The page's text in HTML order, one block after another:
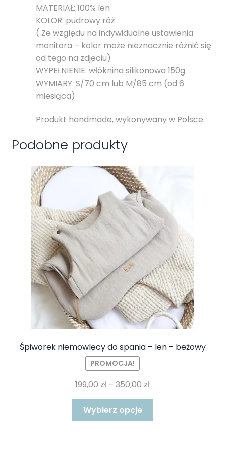
MATERIAŁ: 100% len
KOLOR: pudrowy róż
( Ze względu na indywidualne ustawienia
monitora – kolor może nieznacznie różnić się
od tego na zdjęciu)
WYPEŁNIENIE: włóknina silikonowa 150g
WYMIARY: S/70 cm lub M/85 cm (od 6
miesiąca)
Produkt handmade, wykonywany w Polsce.
Podobne produkty
Śpiworek niemowlęcy do spania – len – beżowy
PROMOCJA!
199,00 zł – 350,00 złZakres
cen:
199,00 zł
Wybierz opcje